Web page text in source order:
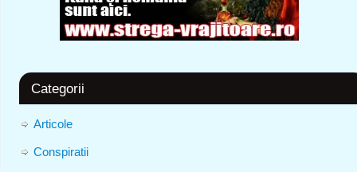
Categorii
Articole
Conspiratii